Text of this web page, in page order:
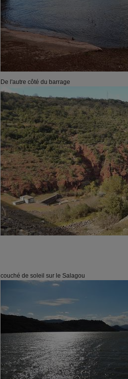
De l'autre côté du barrage
couché de soleil sur le Salagou